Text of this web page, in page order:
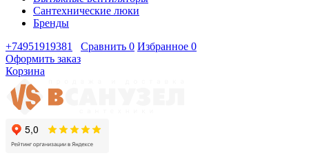
Сантехнические люки
Бренды
+74951919381
Сравнить 0 Избранное 0
Оформить заказ
Корзина